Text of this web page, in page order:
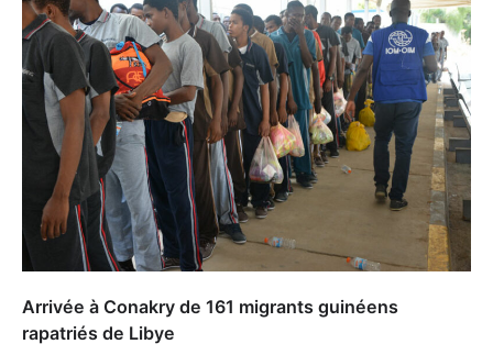
Arrivée à Conakry de 161 migrants guinéens
rapatriés de Libye